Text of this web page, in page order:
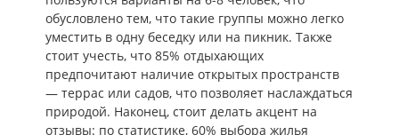
обусловлено тем, что такие группы можно легко
уместить в одну беседку или на пикник. Также
стоит учесть, что 85% отдыхающих
предпочитают наличие открытых пространств
— террас или садов, что позволяет наслаждаться
природой. Наконец, стоит делать акцент на
отзывы: по статистике, 60% выбора жилья